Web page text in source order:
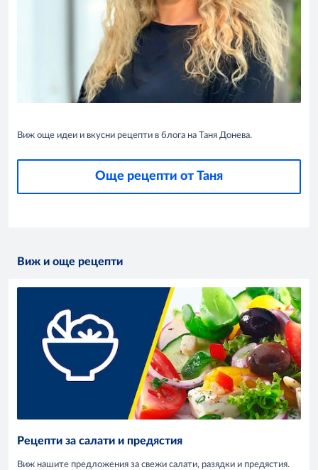
Виж още идеи и вкусни рецепти в блога на Таня Донева.
Още рецепти от Таня
Виж и още рецепти
Рецепти за салати и предястия
Виж нашите предложения за свежи салати, разядки и предястия.